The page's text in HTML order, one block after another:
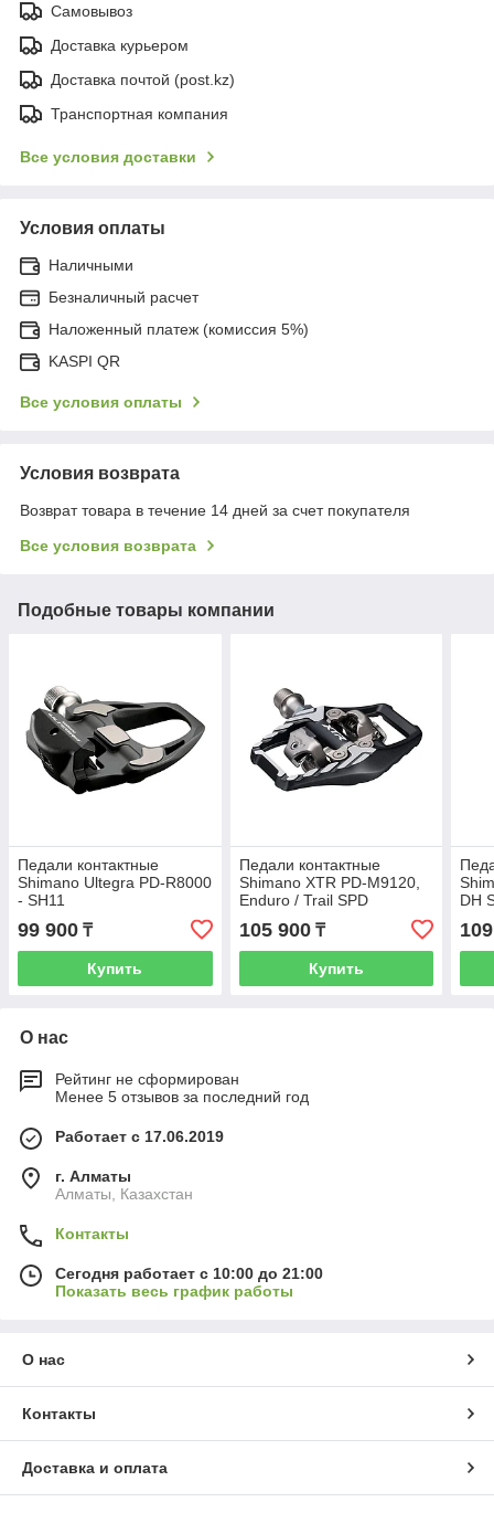
Самовывоз
Доставка курьером
Доставка почтой (post.kz)
Транспортная компания
Все условия доставки
Условия оплаты
Наличными
Безналичный расчет
Наложенный платеж (комиссия 5%)
KASPI QR
Все условия оплаты
Условия возврата
Возврат товара в течение 14 дней за счет покупателя
Все условия возврата
Подобные товары компании
Педали контактные
Shimano Ultegra PD-R8000
- SH11
99 900 ₸
Купить
Педали контактные
Shimano XTR PD-M9120,
Enduro / Trail SPD
105 900₸
Купить
DH
О нас
Рейтинг не сформирован
Менее 5 отзывов за последний год
Работает с 17.06.2019
г. Алматы
Алматы, Казахстан
Контакты
Сегодня работает с 10:00 до 21:00
Показать весь график работы
О нас
Контакты
Доставка и оплата